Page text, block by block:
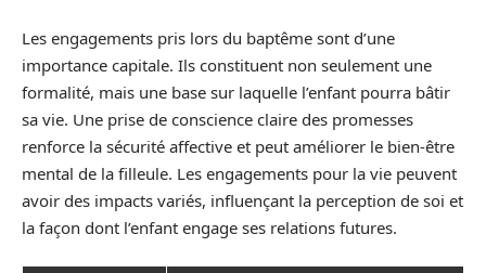
Les engagements pris lors du baptême sont d’une
importance capitale. Ils constituent non seulement une
formalité, mais une base sur laquelle l’enfant pourra bâtir
sa vie. Une prise de conscience claire des promesses
renforce la sécurité affective et peut améliorer le bien-être
mental de la filleule. Les engagements pour la vie peuvent
avoir des impacts variés, influençant la perception de soi et
la façon dont l’enfant engage ses relations futures.